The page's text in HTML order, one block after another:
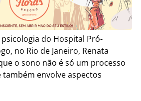
do Hospital Pró-
no Rio de Janeiro, Renata
o sono não é só um processo
envolve aspectos